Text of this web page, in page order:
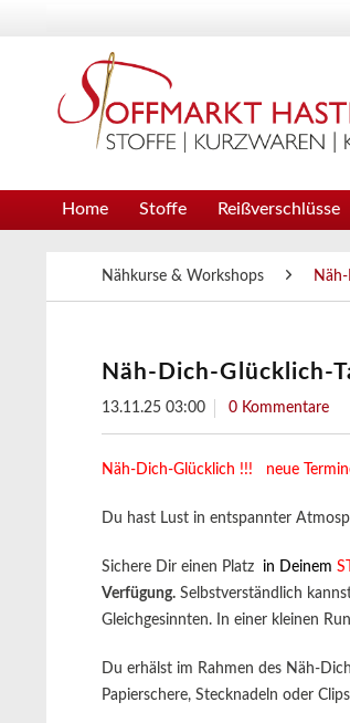
Home Stoffe Reißverschlüsse
Nähkurse & Workshops
Näh-Dich-Glücklich-
13.11.25 03:00 0 Kommentare
Näh-Dich-Glücklich !!! neue
Du hast Lust in entspannter
Sichere Dir einen Platz in Deinem
Verfügung. Selbstverständlich
Gleichgesinnten. In einer kleinen
Du erhälst im Rahmen des Näh-
Papierschere, Stecknadeln oder